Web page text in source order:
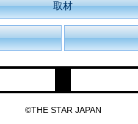
取材
©THE STAR JAPAN